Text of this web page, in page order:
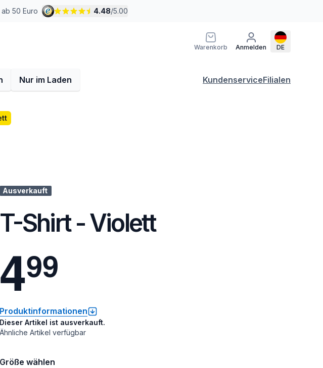
50 Euro 4.48/5.00
Warenkorb Anmelden DE
Nur im Laden KundenserviceFilialen
Ausverkauft
T-Shirt - Violett
499
Produktinformationen
Dieser Artikel ist ausverkauft.
Ähnliche Artikel verfügbar
Größe wählen